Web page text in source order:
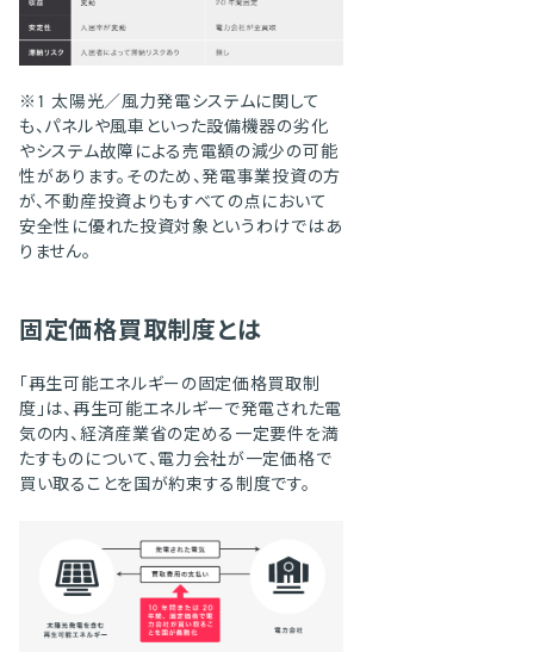
※1 太陽光／風力発電システムに関して
も、パネルや風車といった設備機器の劣化
やシステム故障による売電額の減少の可能
性があります。そのため、発電事業投資の方
が、不動産投資よりもすべての点において
安全性に優れた投資対象というわけではあ
りません。
固定価格買取制度とは
「再生可能エネルギーの固定価格買取制
度」は、再生可能エネルギーで発電された電
気の内、経済産業省の定める一定要件を満
たすものについて、電力会社が一定価格で
買い取ることを国が約束する制度です。